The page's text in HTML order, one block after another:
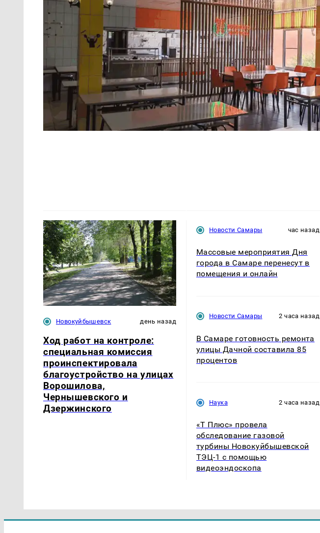
Новокуйбышевск день назад
Ход работ на контроле:
специальная комиссия
проинспектировала
благоустройство на улицах
Ворошилова,
Чернышевского и
Дзержинского
Новости Самары час назад
Массовые мероприятия Дня
города в Самаре перенесут в
помещения и онлайн
Новости Самары 2 часа назад
В Самаре готовность ремонта
улицы Дачной составила 85
процентов
Наука 2 часа назад
«Т Плюс» провела
обследование газовой
турбины Новокуйбышевской
ТЭЦ-1 с помощью
видеоэндоскопа